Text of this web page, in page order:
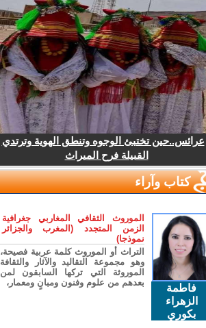
عرائس..حين تختبئ الوجوه وتنطق الهوية وترتدي
القبيلة فرح الميراث
كتاب وآراء
فاطمة
الزهراء
بكوري
الموروث الثقافي المغاربي جغرافية
الزمن المتجدد (المغرب والجزائر
نموذجا)
التراث أو الموروث كلمة عربية فصيحة،
وهو مجموعة التقاليد والآثار والثقافة
الموروثة التي تركها السابقون لمن
بعدهم من علوم وفنون ومبانٍ ومعمار،